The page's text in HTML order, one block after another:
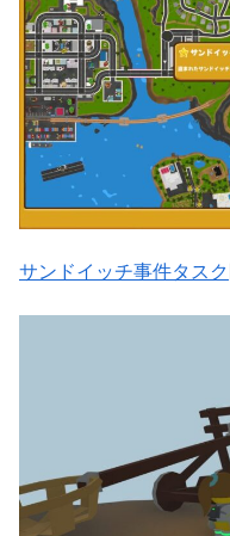
サンドイッチ事件タスク